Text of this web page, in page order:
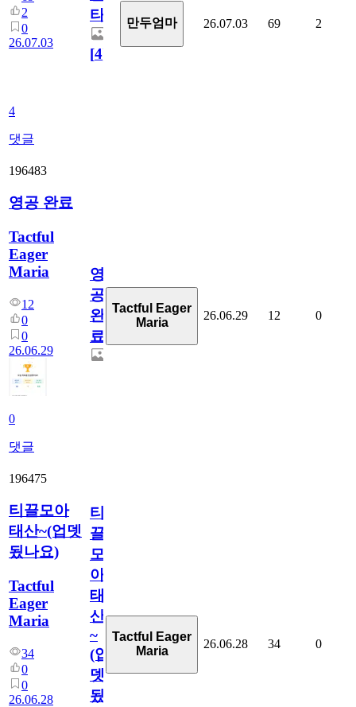
2
0
26.07.03
4
댓글
타
[4]
만두엄마 26.07.03 69 2
196483
영공 완료
Tactful
Eager
Maria
12
0
0
26.06.29
0
댓글
영
공
완
료
Tactful Eager
Maria
26.06.29 12 0
196475
티끌모아
태산~(업뎃
됬나요)
Tactful
Eager
Maria
34
0
0
26.06.28
티
끌
모
아
태
산
~
(업
뎃
됬
Tactful Eager
Maria
26.06.28 34 0